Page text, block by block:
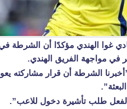
غوا الهندي مؤكدًا أن الشرطة
في مواجهة الفريق الهندي.
الشرطة أن قرار مشاركته
طلب تأشيرة دخول للاعب”.